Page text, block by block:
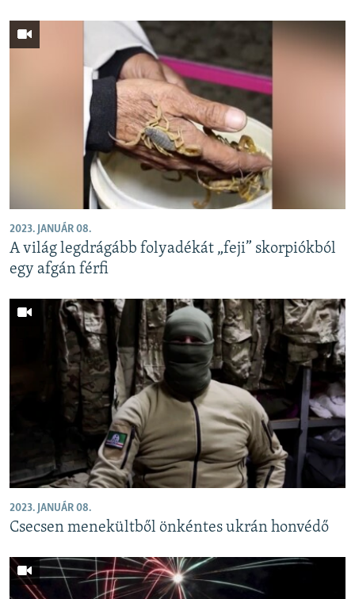
2023. JANUÁR 08.
A világ legdrágább folyadékát „feji” skorpiókból
egy afgán férfi
2023. JANUÁR 08.
Csecsen menekültből önkéntes ukrán honvédő